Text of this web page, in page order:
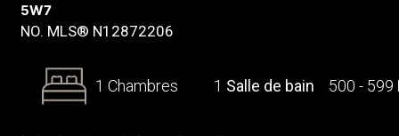
5W7
NO. MLS® N12872206
1 Chambres 1 Salle de bain 500 - 599